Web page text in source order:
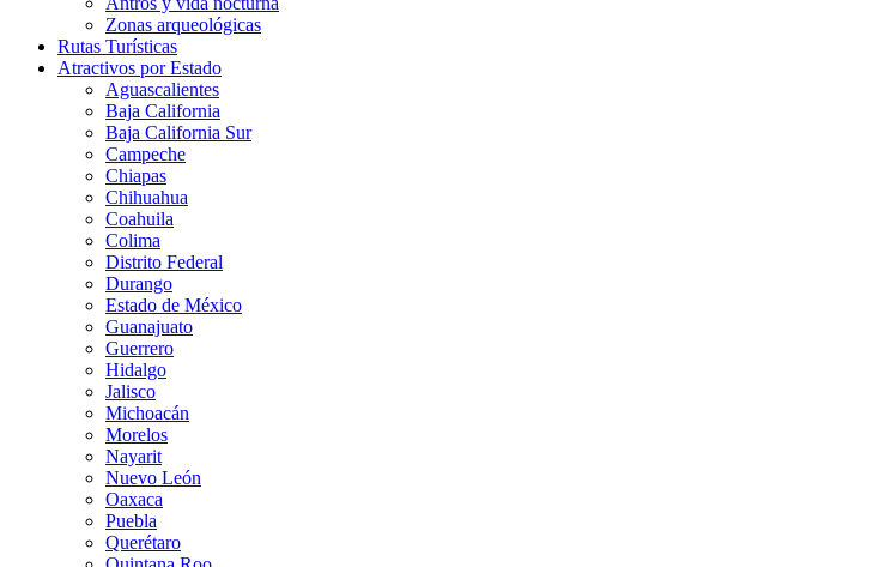
Zonas arqueológicas
Rutas Turísticas
Atractivos por Estado
Aguascalientes
Baja California
Baja California Sur
Campeche
Chiapas
Chihuahua
Coahuila
Colima
Distrito Federal
Durango
Estado de México
Guanajuato
Guerrero
Hidalgo
Jalisco
Michoacán
Morelos
Nayarit
Nuevo León
Oaxaca
Puebla
Querétaro